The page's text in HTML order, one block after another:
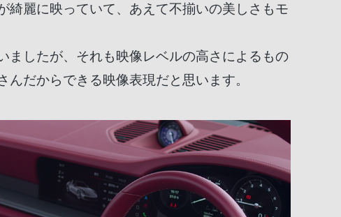
綺麗に映っていて、あえて不揃いの美しさもモ
ましたが、それも映像レベルの高さによるもの
だからできる映像表現だと思います。